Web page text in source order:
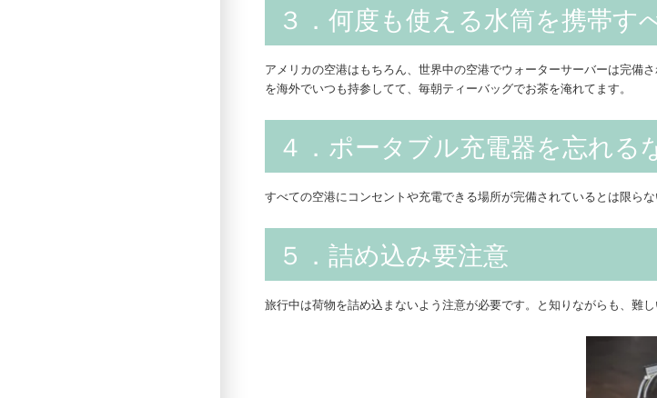
３．何度も使える水筒を携帯す
アメリカの空港はもちろん、世界中の空港でウォーターサーバーは完備
を海外でいつも持参してて、毎朝ティーバッグでお茶を淹れてます。
４．ポータブル充電器を忘れる
すべての空港にコンセントや充電できる場所が完備されているとは限ら
５．詰め込み要注意
旅行中は荷物を詰め込まないよう注意が必要です。と知りながらも、難